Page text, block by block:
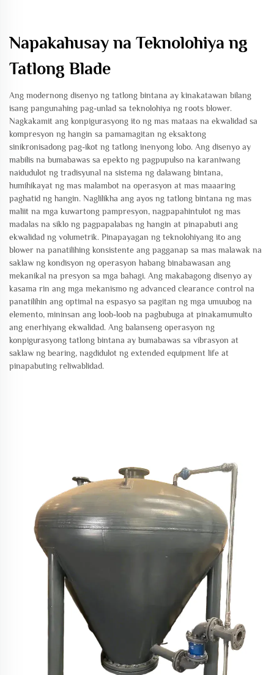
Napakahusay na Teknolohiya ng
Tatlong Blade
Ang modernong disenyo ng tatlong bintana ay kinakatawan bilang
isang pangunahing pag-unlad sa teknolohiya ng roots blower.
Nagkakamit ang konpigurasyong ito ng mas mataas na ekwalidad sa
kompresyon ng hangin sa pamamagitan ng eksaktong
sinikronisadong pag-ikot ng tatlong inenyong lobo. Ang disenyo ay
mabilis na bumabawas sa epekto ng pagpupulso na karaniwang
naidudulot ng tradisyunal na sistema ng dalawang bintana,
humihikayat ng mas malambot na operasyon at mas maaaring
paghatid ng hangin. Naglilikha ang ayos ng tatlong bintana ng mas
maliit na mga kuwartong pampresyon, nagpapahintulot ng mas
madalas na siklo ng pagpapalabas ng hangin at pinapabuti ang
ekwalidad ng volumetrik. Pinapayagan ng teknolohiyang ito ang
blower na panatilihing konsistente ang pagganap sa mas malawak na
saklaw ng kondisyon ng operasyon habang binabawasan ang
mekanikal na presyon sa mga bahagi. Ang makabagong disenyo ay
kasama rin ang mga mekanismo ng advanced clearance control na
panatilihin ang optimal na espasyo sa pagitan ng mga umuubog na
elemento, mininsan ang loob-loob na pagbubuga at pinakamumulto
ang enerhiyang ekwalidad. Ang balanseng operasyon ng
konpigurasyong tatlong bintana ay bumabawas sa vibrasyon at
saklaw ng bearing, nagdidulot ng extended equipment life at
pinapabuting reliwablidad.